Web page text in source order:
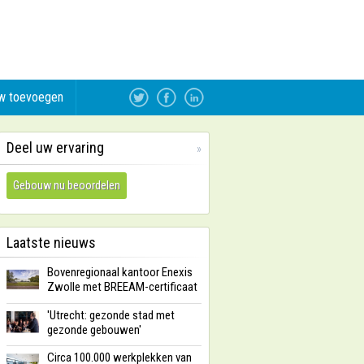
toevoegen
Deel uw ervaring »
Gebouw nu beoordelen
Laatste nieuws
Bovenregionaal kantoor Enexis
Zwolle met BREEAM-certificaat
'Utrecht: gezonde stad met
gezonde gebouwen'
Circa 100.000 werkplekken van